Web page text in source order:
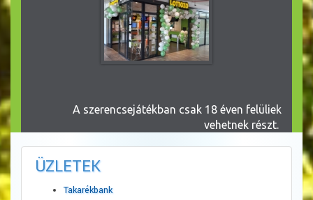
A szerencsejátékban csak 18 éven felüliek
vehetnek részt.
ÜZLETEK
Takarékbank